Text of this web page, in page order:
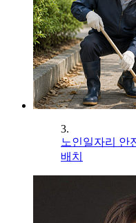
3.
노인일자리 안
배치